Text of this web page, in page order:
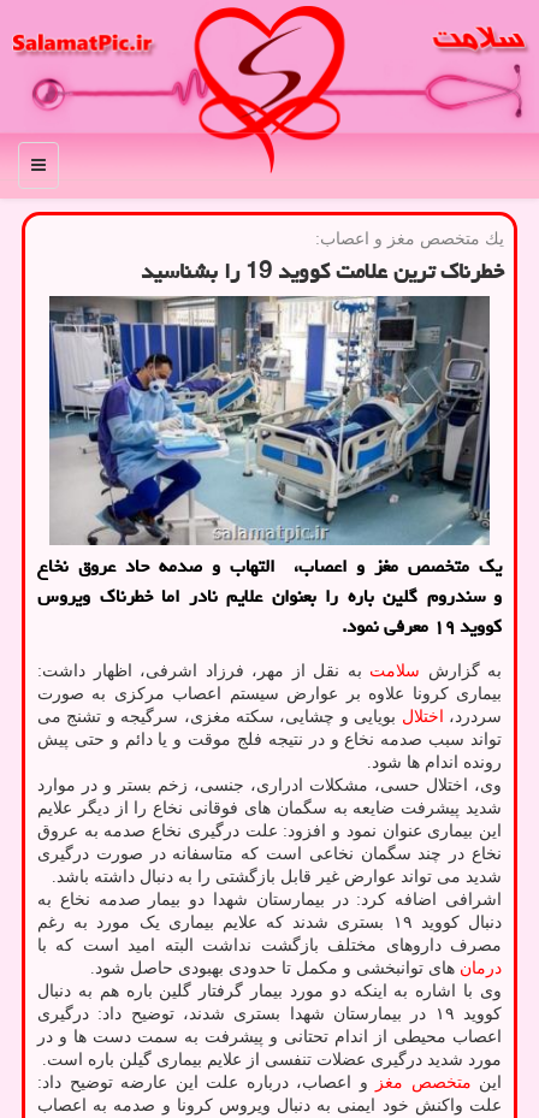
منو
یك متخصص مغز و اعصاب:
خطرناك ترین علامت كووید 19 را بشناسید
یك متخصص مغز و اعصاب، التهاب و صدمه حاد عروق نخاع
و سندروم گلین باره را بعنوان علایم نادر اما خطرناك ویروس
كووید ۱۹ معرفی نمود.
به گزارش سلامت به نقل از مهر، فرزاد اشرفی، اظهار داشت:
بیماری کرونا علاوه بر عوارض سیستم اعصاب مرکزی به صورت
سردرد،
اختلال بویایی و چشایی، سکته مغزی، سرگیجه و تشنج می
تواند سبب صدمه نخاع و در نتیجه فلج موقت و یا دائم و حتی پیش
رونده اندام ها شود.
وی، اختلال حسی، مشکلات ادراری، جنسی، زخم بستر و در موارد
شدید پیشرفت ضایعه به سگمان های فوقانی نخاع را از دیگر علایم
این بیماری عنوان نمود و افزود: علت درگیری نخاع صدمه به عروق
نخاع در چند سگمان نخاعی است که متاسفانه در صورت درگیری
شدید می تواند عوارض غیر قابل بازگشتی را به دنبال داشته باشد.
اشرافی اضافه کرد: در بیمارستان شهدا دو بیمار صدمه نخاع به
دنبال کووید ۱۹ بستری شدند که علایم بیماری یک مورد به رغم
مصرف داروهای مختلف بازگشت نداشت البته امید است که با
درمان های توانبخشی و مکمل تا حدودی بهبودی حاصل شود.
وی با اشاره به اینکه دو مورد بیمار گرفتار گلین باره هم به دنبال
کووید ۱۹ در بیمارستان شهدا بستری شدند، توضیح داد: درگیری
اعصاب محیطی از اندام تحتانی و پیشرفت به سمت دست ها و در
مورد شدید درگیری عضلات تنفسی از علایم بیماری گیلن باره است.
این متخصص مغز
و اعصاب، درباره علت این عارضه توضیح داد:
علت واکنش خود ایمنی به دنبال ویروس کرونا و صدمه به اعصاب